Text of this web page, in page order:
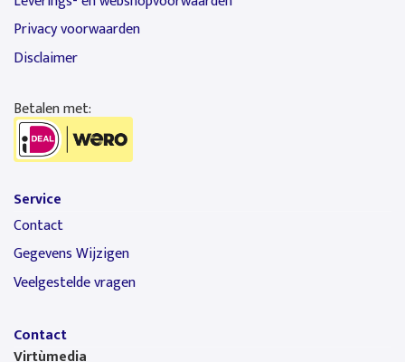
Privacy voorwaarden
Disclaimer
Betalen met:
Service
Contact
Gegevens Wijzigen
Veelgestelde vragen
Contact
Virtùmedia